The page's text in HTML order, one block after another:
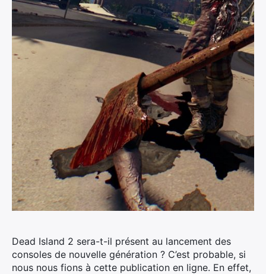
Dead Island 2 sera-t-il présent au lancement des
consoles de nouvelle génération ? C’est probable, si
nous nous fions à cette publication en ligne. En effet,